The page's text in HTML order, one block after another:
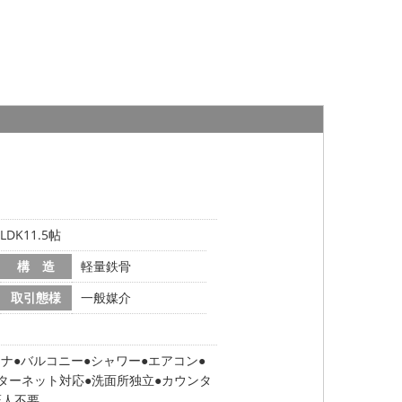
帖
構 造
軽量鉄骨
取引態様
一般媒介
バルコニー シャワー エアコン
ーネット対応 洗面所独立 カウンタ